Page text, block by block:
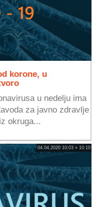
korone, u
u nedelju ima
za javno zdravlje
okruga...
04.04.2020 10:03 » 10:10